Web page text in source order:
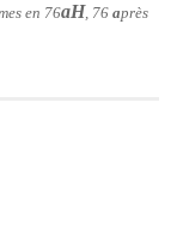
en 76aH, 76 après